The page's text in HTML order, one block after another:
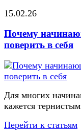
15.02.26
Почему
поверить в себя
Для многих
кажется
Перейти к статьям